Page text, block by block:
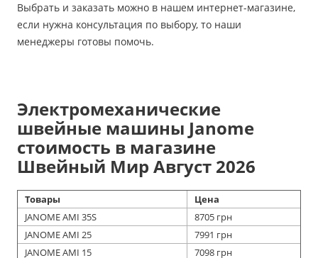
Выбрать и заказать можно в нашем интернет-магазине,
если нужна консультация по выбору, то наши
менеджеры готовы помочь.
Электромеханические
швейные машины Janome
стоимость в магазине
Швейный Мир Август 2026
Товары
Цена
JANOME AMI 35S
8705 грн
JANOME AMI 25
7991 грн
JANOME AMI 15
7098 грн